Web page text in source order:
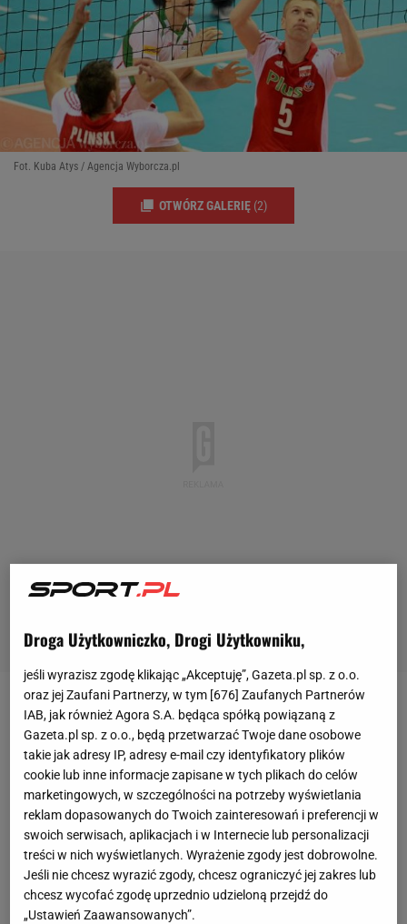
Fot. Kuba Atys / Agencja Wyborcza.pl
OTWÓRZ GALERIĘ (2)
Zagumny to najlepszy rozgrywający mistrzostw
świata w 2006 roku i mistrzostw Europy w 2009
roku. Z obu imprez Polacy przywozili odpowiednio
srebrne i złote medale, a 33-letnizawodnikza
każdym razem był kluczową postacią naszej
reprezentacji. Gdyby wrócił do kraju, jegotransfer
byłby hitem. Jeszcze nigdy nie zdobył mistrzostwa
Polski
Droga Użytkowniczko, Drogi Użytkowniku,
jeśli wyrazisz zgodę klikając „Akceptuję”, Gazeta.pl sp. z o.o.
oraz jej Zaufani Partnerzy, w tym [676] Zaufanych Partnerów
IAB, jak również Agora S.A. będąca spółką powiązaną z
Gazeta.pl sp. z o.o., będą przetwarzać Twoje dane osobowe
takie jak adresy IP, adresy e-mail czy identyfikatory plików
cookie lub inne informacje zapisane w tych plikach do celów
marketingowych, w szczególności na potrzeby wyświetlania
reklam dopasowanych do Twoich zainteresowań i preferencji w
swoich serwisach, aplikacjach i w Internecie lub personalizacji
treści w nich wyświetlanych. Wyrażenie zgody jest dobrowolne.
Jeśli nie chcesz wyrazić zgody, chcesz ograniczyć jej zakres lub
chcesz wycofać zgodę uprzednio udzieloną przejdź do
„Ustawień Zaawansowanych”.